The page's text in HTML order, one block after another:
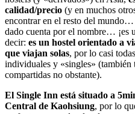
calidad/precio (y en muchos
encontrar en el resto del
dado cuenta por el nombre… ¡es
decir: es un hostel orientado a
que viajan solas, por lo casi
individuales y «singles» (también
compartidas no obstante).
El Single Inn está situado a
Central de Kaohsiung, por lo